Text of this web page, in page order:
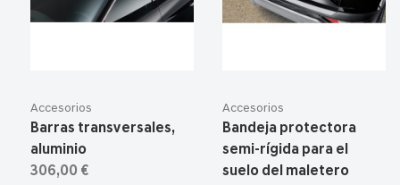
Accesorios
Barras transversales,
aluminio
306,00 €
Accesorios
Bandeja protectora
semi-rígida para el
suelo del maletero